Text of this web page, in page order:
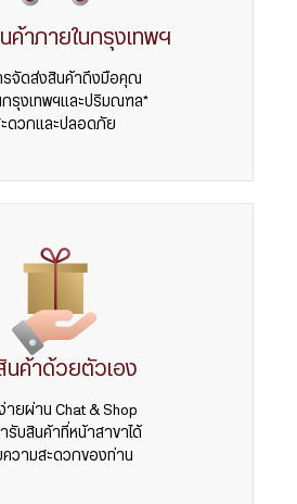
ค้าภายในกรุงเทพฯ
รจัดส่งสินค้าถึงมือคุณ
กรุงเทพฯและปริมณฑล*
ดวกและปลอดภัย
นค้าด้วยตัวเอง
ายผ่าน Chat & Shop
รับสินค้าที่หน้าสาขาได้
วามสะดวกของท่าน